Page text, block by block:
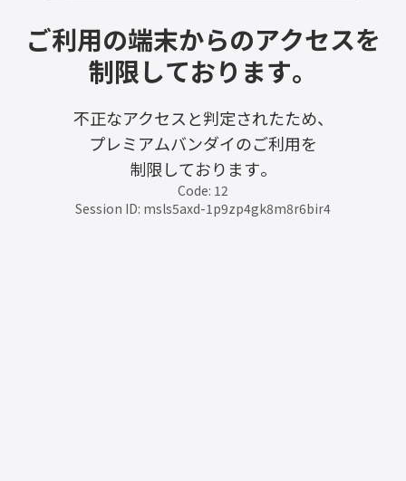
ご利用の端末からのアクセスを
制限しております。
不正なアクセスと判定されたため、
プレミアムバンダイのご利用を
制限しております。
Code: 12
Session ID: msls5axd-1p9zp4gk8m8r6bir4